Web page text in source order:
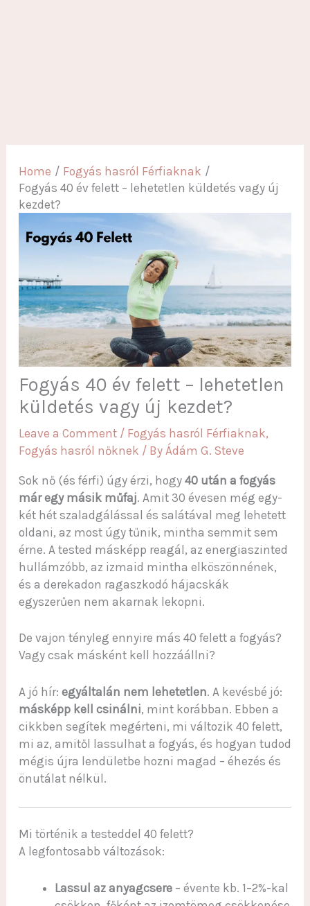
Home
Fogyás hasról Férfiaknak
Fogyás 40 év felett – lehetetlen küldetés vagy új
kezdet?
Fogyás 40 év felett – lehetetlen
küldetés vagy új kezdet?
Leave a Comment / Fogyás hasról Férfiaknak,
Fogyás hasról nőknek / By Ádám G. Steve
Sok nő (és férfi) úgy érzi, hogy 40 után a fogyás
már egy másik műfaj. Amit 30 évesen még egy-
két hét szaladgálással és salátával meg lehetett
oldani, az most úgy tűnik, mintha semmit sem
érne. A tested másképp reagál, az energiaszinted
hullámzóbb, az izmaid mintha elköszönnének,
és a derekadon ragaszkodó hájacskák
egyszerűen nem akarnak lekopni.
De vajon tényleg ennyire más 40 felett a fogyás?
Vagy csak másként kell hozzáállni?
A jó hír: egyáltalán nem lehetetlen. A kevésbé jó:
másképp kell csinálni, mint korábban. Ebben a
cikkben segítek megérteni, mi változik 40 felett,
mi az, amitől lassulhat a fogyás, és hogyan tudod
mégis újra lendületbe hozni magad – éhezés és
önutálat nélkül.
Mi történik a testeddel 40 felett?
A legfontosabb változások:
Lassul az anyagcsere– évente kb. 1–2%-kal